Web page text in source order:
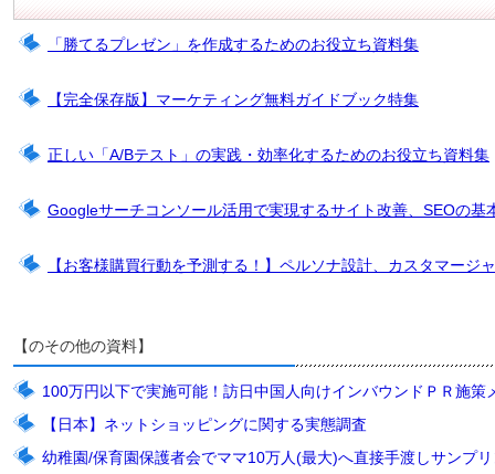
「勝てるプレゼン」を作成するためのお役立ち資料集
【完全保存版】マーケティング無料ガイドブック特集
正しい「A/Bテスト」の実践・効率化するためのお役立ち資料集
Googleサーチコンソール活用で実現するサイト改善、SEOの
【お客様購買行動を予測する！】ペルソナ設計、カスタマージ
【のその他の資料】
100万円以下で実施可能！訪日中国人向けインバウンドＰＲ施策
【日本】ネットショッピングに関する実態調査
幼稚園/保育園保護者会でママ10万人(最大)へ直接手渡しサンプ